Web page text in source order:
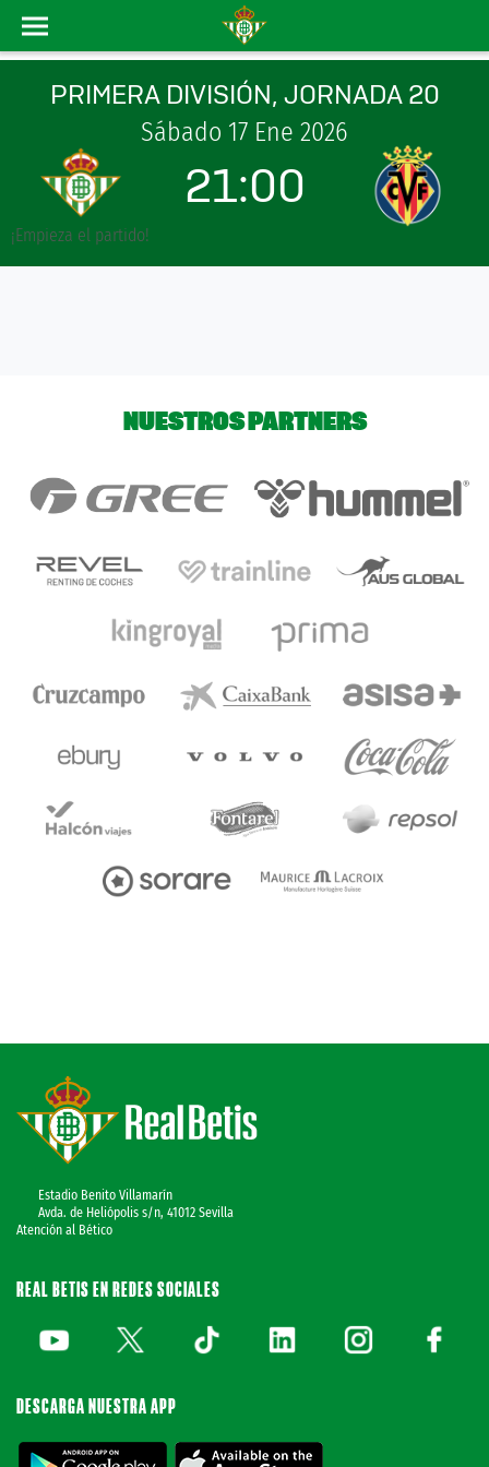
PRIMERA DIVISIÓN, JORNADA 20
Sábado 17 Ene 2026
21:00
¡Empieza el partido!
NUESTROS PARTNERS
Estadio Benito Villamarín
Avda. de Heliópolis s/n, 41012 Sevilla
Atención al Bético
REAL BETIS EN REDES SOCIALES
DESCARGA NUESTRA APP